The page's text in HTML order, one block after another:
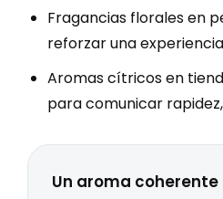
Fragancias florales en
reforzar una
Aromas cítricos en
para comunicar
Un aroma coherente